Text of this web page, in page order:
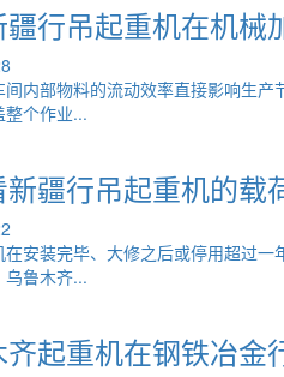
行吊起重机在机械
间内部物料的流动效率直接影响生
个作业...
疆行吊起重机的载
在安装完毕、大修之后或停用超过
乌鲁木齐...
起重机在钢铁冶金